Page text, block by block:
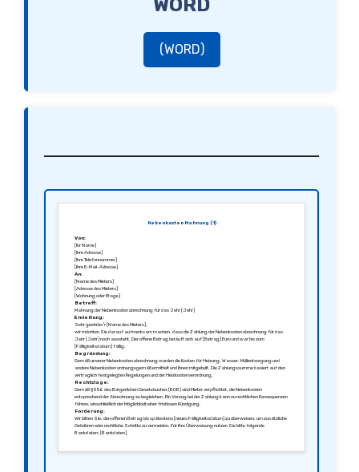
WORD
(WORD)
Nebenkosten Mahnung (1)
Von:
[Ihr Name]
[Ihre Adresse]
[Ihre Telefonnummer]
[Ihre E-Mail-Adresse]
An:
[Name des Mieters]
[Adresse des Mieters]
[Wohnung oder Etage]
Betreff:
Mahnung der Nebenkostenabrechnung für das Jahr [Jahr]
Einleitung:
Sehr geehrte/r [Name des Mieters],
wir möchten Sie darauf aufmerksam machen, dass die Zahlung der Nebenkostenabrechnung für das
Jahr [Jahr] noch aussteht. Der offene Betrag beläuft sich auf [Betrag] Euro und war bis zum
[Fälligkeitsdatum] fällig.
Begründung:
Gemäß unserer Nebenkostenabrechnung wurden die Kosten für Heizung, Wasser, Müllentsorgung und
andere Nebenkosten ordnungsgemäß ermittelt und Ihnen mitgeteilt. Die Zahlungssumme basiert auf den
vertraglich festgelegten Regelungen und der Heizkostenverordnung.
Rechtslage:
Gemäß § 556 des Bürgerlichen Gesetzbuches (BGB) sind Mieter verpflichtet, die Nebenkosten
entsprechend der Abrechnung zu begleichen. Ein Verzug bei der Zahlung kann zu rechtlichen Konsequenzen
führen, einschließlich der Möglichkeit einer fristlosen Kündigung.
Forderung:
Wir bitten Sie, den offenen Betrag bis spätestens [neues Fälligkeitsdatum] zu überweisen, um zusätzliche
Gebühren oder rechtliche Schritte zu vermeiden. Für Ihre Überweisung nutzen Sie bitte folgende
Bankdaten: [Bankdaten].